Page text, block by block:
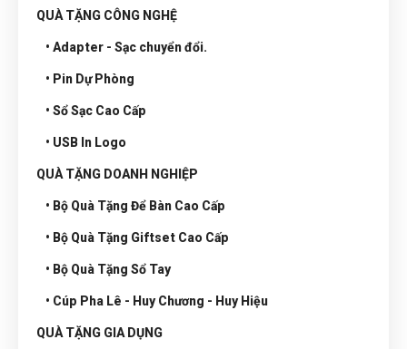
QUÀ TẶNG CÔNG NGHỆ
• Adapter - Sạc chuyển đổi.
• Pin Dự Phòng
• Sổ Sạc Cao Cấp
• USB In Logo
QUÀ TẶNG DOANH NGHIỆP
• Bộ Quà Tặng Để Bàn Cao Cấp
• Bộ Quà Tặng Giftset Cao Cấp
• Bộ Quà Tặng Sổ Tay
• Cúp Pha Lê - Huy Chương - Huy Hiệu
QUÀ TẶNG GIA DỤNG